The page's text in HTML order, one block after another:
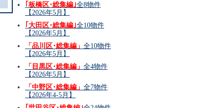
｢板橋区･総集編｣全8物件
【2026年5月】
｢大田区･総集編｣全10物件
【2026年5月】
「品川区･総集編」 全10物件
【2026年5月】
「目黒区･総集編」 全4物件
【2026年5月】
「中野区･総集編」 全7物件
【2026年4-5月】